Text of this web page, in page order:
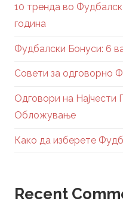
10 тренда во
година
Фудбалски Бонуси: 6
Совети за одговорно
Одговори на
Обложување
Како да изберете
Recent